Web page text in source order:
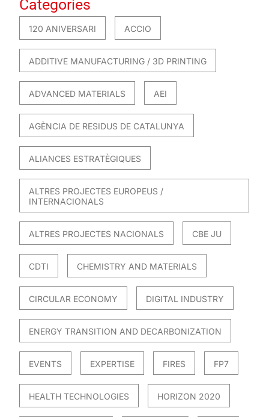
Categories
120 ANIVERSARI ACCIO
ADDITIVE MANUFACTURING / 3D PRINTING
ADVANCED MATERIALS AEI
AGÈNCIA DE RESIDUS DE CATALUNYA
ALIANCES ESTRATÈGIQUES
ALTRES PROJECTES EUROPEUS /
INTERNACIONALS
ALTRES PROJECTES NACIONALS CBE JU
CDTI CHEMISTRY AND MATERIALS
CIRCULAR ECONOMY DIGITAL INDUSTRY
ENERGY TRANSITION AND DECARBONIZATION
EVENTS EXPERTISE FIRES FP7
HEALTH TECHNOLOGIES HORIZON 2020